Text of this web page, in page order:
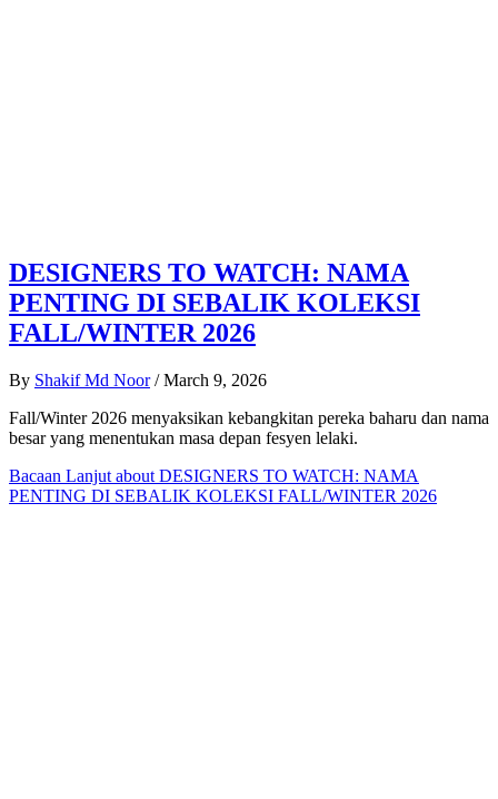
DESIGNERS TO WATCH: NAMA
PENTING DI SEBALIK KOLEKSI
FALL/WINTER 2026
By Shakif Md Noor / March 9, 2026
Fall/Winter 2026 menyaksikan kebangkitan pereka baharu dan nama
besar yang menentukan masa depan fesyen lelaki.
Bacaan Lanjut about DESIGNERS TO WATCH: NAMA
PENTING DI SEBALIK KOLEKSI FALL/WINTER 2026